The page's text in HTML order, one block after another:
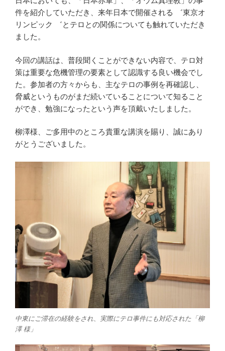
件を紹介していただき、来年日本で開催される
゛東京オ
リンピック ゛とテロとの関係についても触れていただき
ました。
今回の講話は、普段聞くことができない内容で、テロ対
策は重要な危機管理の要素として認識する良い機会でし
た。参加者の方々からも、主なテロの事例を再確認し、
脅威というものがまだ続いていることについて知ること
ができ、勉強になったという声を頂戴いたしました。
柳澤様、ご多用中のところ貴重な講演を賜り、誠にあり
がとうございました。
中東にご滞在の経験をされ、実際にテロ事件にも対応された「柳
澤 様」